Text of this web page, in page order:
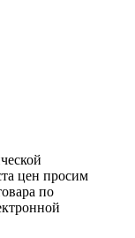
цен просим
по